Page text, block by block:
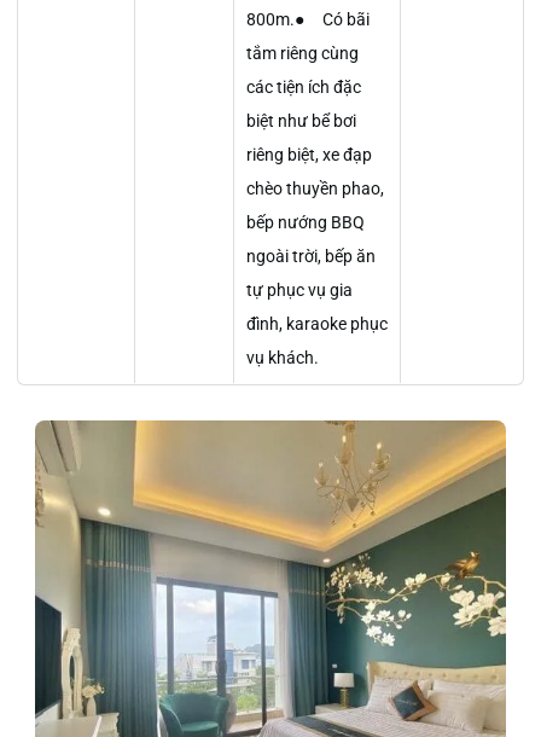
800m.● Có bãi
tắm riêng cùng
các tiện ích đặc
biệt như bể bơi
riêng biệt, xe đạp
chèo thuyền phao,
bếp nướng BBQ
ngoài trời, bếp ăn
tự phục vụ gia
đình, karaoke phục
vụ khách.